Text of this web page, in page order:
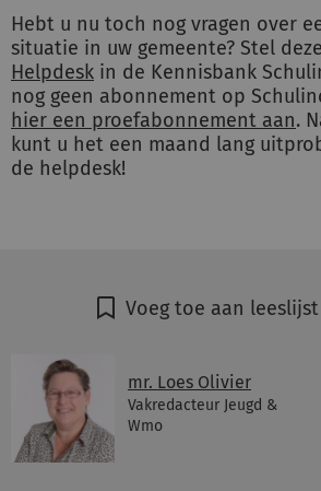
Hebt u nu toch nog vragen over
situatie in uw gemeente? Stel
Helpdesk in de Kennisbank
nog geen abonnement op
hier een proefabonnement aan.
kunt u het een maand lang
de helpdesk!
Voeg toe aan leeslijst
mr. Loes Olivier
Vakredacteur Jeugd &
Wmo